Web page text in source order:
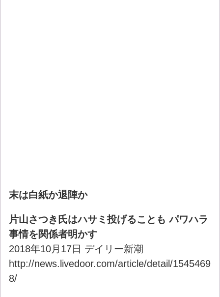
末は白紙か退陣か
片山さつき氏はハサミ投げることも パワハラ
事情を関係者明かす
2018年10月17日 デイリー新潮
http://news.livedoor.com/article/detail/1545469
8/